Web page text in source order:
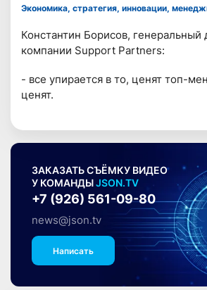
Экономика, стратегия, инновации,
Константин Борисов, генеральный
компании Support Partners:
- все упирается в то, ценят топ-
ценят.
ЗАКАЗАТЬ СЪЁМКУ ВИДЕО
У КОМАНДЫJSON.TV
+7 (926) 561-09-80
news@json.tv
Написать